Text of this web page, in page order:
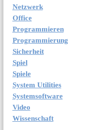
Netzwerk
Office
Programmieren
Programmierung
Sicherheit
Spiel
Spiele
System Utilities
Systemsoftware
Video
Wissenschaft